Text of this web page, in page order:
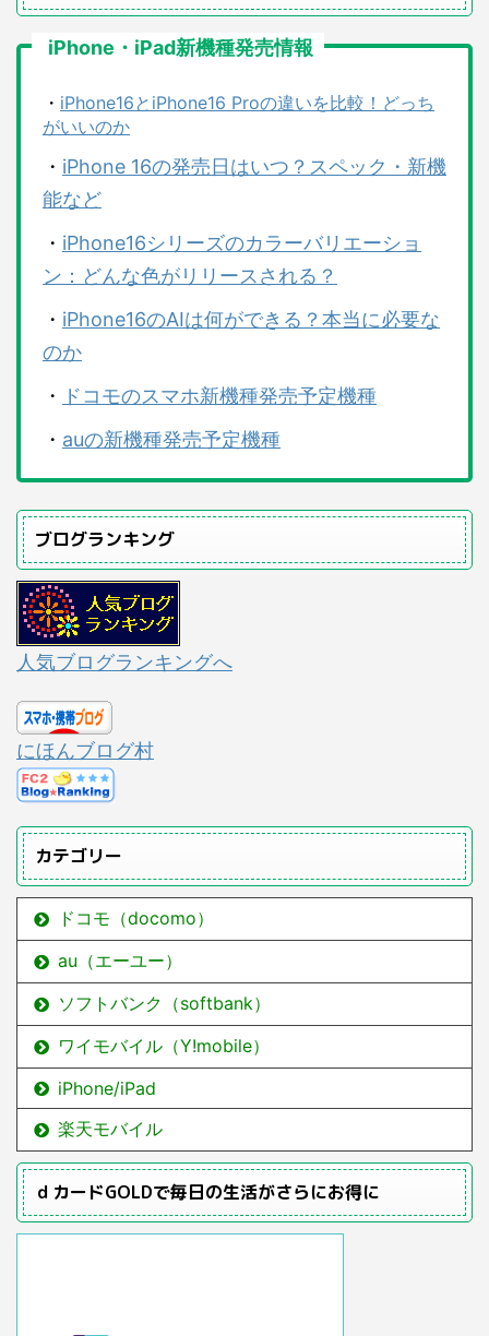
iPhone・iPad新機種発売情報
・ iPhone16とiPhone16 Proの違いを比較！どっち
がいいのか
・ iPhone 16の発売日はいつ？スペック・新機
能など
・ iPhone16シリーズのカラーバリエーショ
ン：どんな色がリリースされる？
・ iPhone16のAIは何ができる？本当に必要な
のか
・
ドコモのスマホ新機種発売予定機種
・ auの新機種発売予定機種
ブログランキング
人気ブログランキングへ
にほんブログ村
カテゴリー
ドコモ（docomo）
au（エーユー）
ソフトバンク（softbank）
ワイモバイル（Y!mobile）
iPhone/iPad
楽天モバイル
ｄカードGOLDで毎日の生活がさらにお得に